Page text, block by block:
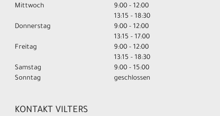
Mittwoch
9:00 - 12:00
13:15 - 18:30
Donnerstag
9:00 - 12:00
13:15 - 17:00
Freitag
9:00 - 12:00
13:15 - 18:30
Samstag
9:00 - 15:00
Sonntag
geschlossen
KONTAKT VILTERS